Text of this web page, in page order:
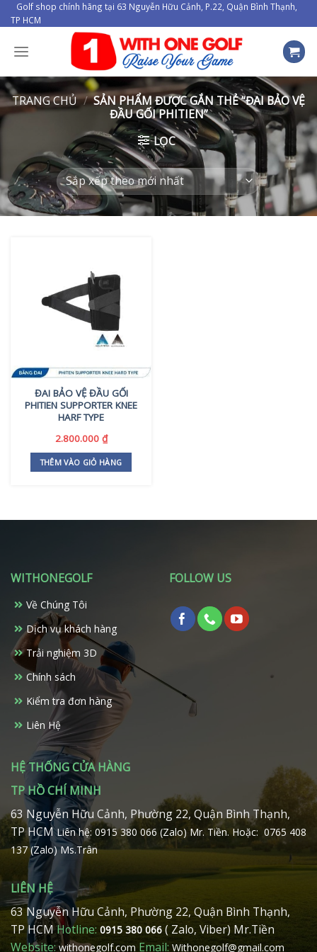
Skip
to
content
Golf shop chính hãng tại 63 Nguyễn Hữu Cảnh, P.22, Quận Bình Thạnh,
TP HCM
TRANG CHỦ / SẢN PHẨM ĐƯỢC GẮN THẺ “ĐAI BẢO VỆ
ĐẦU GỐI PHITIEN”
LỌC
ĐAI BẢO VỆ ĐẦU GỐI
PHITIEN SUPPORTER KNEE
HARF TYPE
2.800.000 ₫
THÊM VÀO GIỎ HÀNG
WITHONEGOLF
Về Chúng Tôi
Dịch vụ khách hàng
Trải nghiệm 3D
Chính sách
Kiểm tra đơn hàng
Liên Hệ
FOLLOW US
HỆ THỐNG CỬA HÀNG
TP HỒ CHÍ MINH
63 Nguyễn Hữu Cảnh, Phường 22, Quận Bình Thạnh,
TP HCMLiên hệ: 0915 380 066 (Zalo) Mr. Tiền. Hoặc: 0765 408
137 (Zalo) Ms.Trân
LIÊN HỆ
63 Nguyễn Hữu Cảnh, Phường 22, Quận Bình Thạnh,
TP HCMHotline: 0915 380 066 ( Zalo, Viber) Mr.Tiền
Website:withonegolf.com Email: Withonegolf@gmail.com